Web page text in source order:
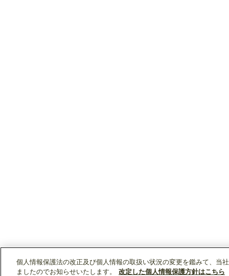
個人情報保護法の改正及び個人情報の取扱い状況の変更を鑑みて、当
ましたのでお知らせいたします。
改定した個人情報保護方針はこちら